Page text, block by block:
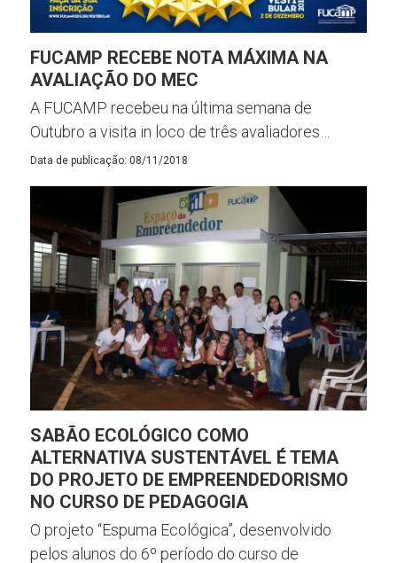
FUCAMP RECEBE NOTA MÁXIMA NA
AVALIAÇÃO DO MEC
A FUCAMP recebeu na última semana de
Outubro a visita in loco de três avaliadores…
Data de publicação: 08/11/2018
SABÃO ECOLÓGICO COMO
ALTERNATIVA SUSTENTÁVEL É TEMA
DO PROJETO DE EMPREENDEDORISMO
NO CURSO DE PEDAGOGIA
O projeto “Espuma Ecológica”, desenvolvido
pelos alunos do 6º período do curso de